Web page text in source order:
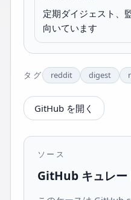
定期ダイジェスト、
向いています
タグ reddit digest
GitHub を開く
ソース
GitHub キュレー